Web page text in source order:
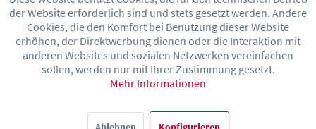
der Website erforderlich sind und stets gesetzt werden. Andere
Cookies, die den Komfort bei Benutzung dieser Website
erhöhen, der Direktwerbung dienen oder die Interaktion mit
anderen Websites und sozialen Netzwerken vereinfachen
sollen, werden nur mit Ihrer Zustimmung gesetzt.
Mehr Informationen